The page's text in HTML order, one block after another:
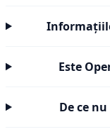
Este
De ce